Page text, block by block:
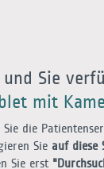
und Sie
mit
Sie die
Sie auf diese
Sie erst